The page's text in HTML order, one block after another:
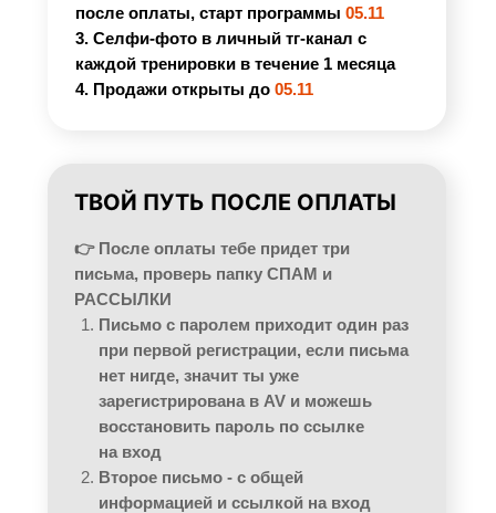
👉 После оплаты тебе придет три
письма, проверь папку СПАМ и
РАССЫЛКИ
Письмо с паролем приходит один раз
при первой регистрации, если письма
нет нигде, значит ты уже
зарегистрирована в AV и можешь
восстановить пароль по ссылке
на вход
Второе письмо - с общей
информацией и ссылкой на вход
ТВОЙ ПУТЬ ПОСЛЕ ОПЛАТЫ
после оплаты, старт программы 05.11
3. Селфи-фото в личный тг-канал с
каждой тренировки в течение 1 месяца
4. Продажи открыты до 05.11